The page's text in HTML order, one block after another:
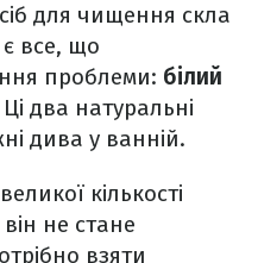
для чищення скла
все, що
проблеми: білий
Ці два натуральні
дива у ванній.
кількості
не стане
взяти